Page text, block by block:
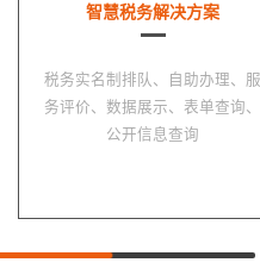
智慧税务解决方案
税务实名制排队、自助办理、服
务评价、数据展示、表单查询、
公开信息查询